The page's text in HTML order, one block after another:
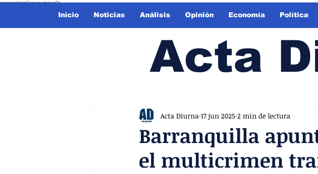
crossorigin="anonymous">
Inicio Noticias Análisis Opinión Economía Política
Acta
Barranquilla
el multicrimen
Acta Diurna 17 jun 2025 2 min de lectura